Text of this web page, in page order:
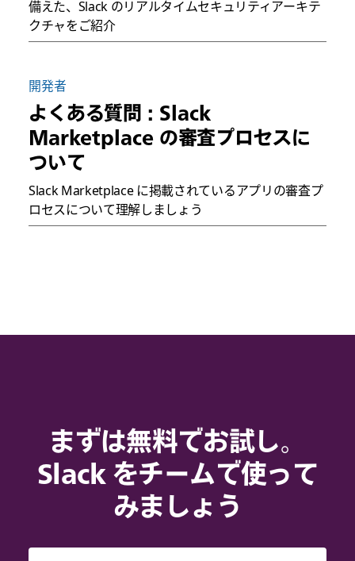
備えた、Slack のリアルタイムセキュリティアーキテ
クチャをご紹介
開発者
よくある質問 : Slack
Marketplace の審査プロセスに
ついて
Slack Marketplace に掲載されているアプリの審査プ
ロセスについて理解しましょう
まずは無料でお試し。
Slack をチームで使って
みましょう